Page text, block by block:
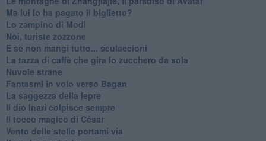
Ma lui lo ha pagato il biglietto?
Lo zampino di Modì
Noi, turiste zozzone
E se non mangi tutto... sculaccioni
La tazza di caffè che gira lo zucchero da sola
Nuvole strane
Fantasmi in volo verso Bagan
La saggezza della lepre
Il dio Inari colpisce sempre
Il tocco magico di César
Vento delle stelle portami via